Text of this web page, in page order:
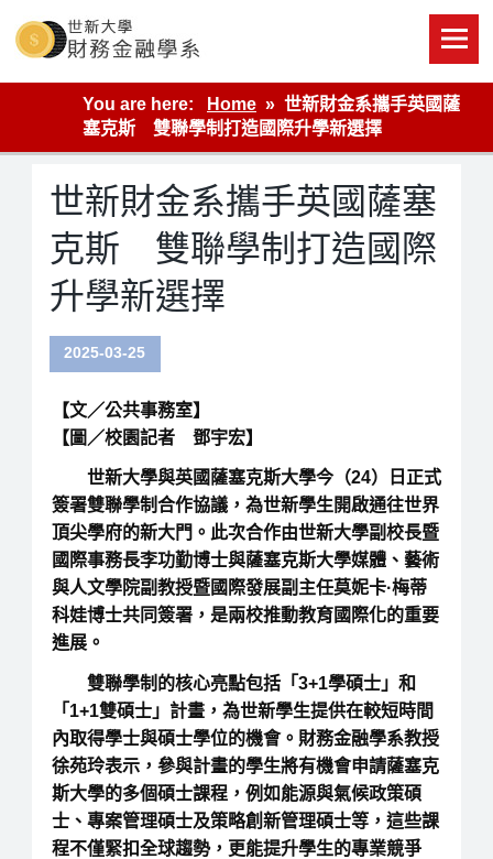
content
世新大學財金系網站
You are here:
Home
世新財金系攜手英國薩
塞克斯 雙聯學制打造國際升學新選擇
世新財金系攜手英國薩塞
克斯 雙聯學制打造國際
升學新選擇
2025-03-25
【文／公共事務室】
【圖／校園記者 鄧宇宏】
世新大學與英國薩塞克斯大學今（24）日正式
簽署雙聯學制合作協議，為世新學生開啟通往世界
頂尖學府的新大門。此次合作由世新大學副校長暨
國際事務長李功勤博士與薩塞克斯大學媒體、藝術
與人文學院副教授暨國際發展副主任莫妮卡·梅蒂
科娃博士共同簽署，是兩校推動教育國際化的重要
進展。
雙聯學制的核心亮點包括「3+1學碩士」和
「1+1雙碩士」計畫，為世新學生提供在較短時間
內取得學士與碩士學位的機會。財務金融學系教授
徐苑玲表示，參與計畫的學生將有機會申請薩塞克
斯大學的多個碩士課程，例如能源與氣候政策碩
士、專案管理碩士及策略創新管理碩士等，這些課
程不僅緊扣全球趨勢，更能提升學生的專業競爭